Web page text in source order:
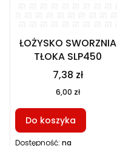
ŁOŻYSKO SWORZNIA
TŁOKA SLP450
7,38 zł
6,00 zł
Do koszyka
Dostępność: na